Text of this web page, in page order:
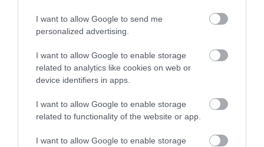
I want to allow Google to send me
personalized advertising.
I want to allow Google to enable storage
related to analytics like cookies on web or
device identifiers in apps.
I want to allow Google to enable storage
related to functionality of the website or app.
I want to allow Google to enable storage
Οι μεγαλύτερες κυβερνοεπιθέσεις που
σόκαραν τον κόσμο
02.08.2026 | 20:16